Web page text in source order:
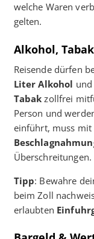
welche Waren
gelten.
Alkohol,
Reisende dürfen
Liter Alkohol
Tabak zollfrei
Person und
einführt, muss mit
Überschreitungen.
Tipp: Bewahre
beim Zoll
erlaubten